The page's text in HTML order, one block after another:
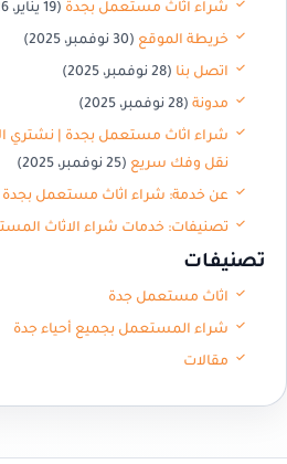
شراء اثاث مستعمل بجدة (19 يناير، 2026)
خريطة الموقع (30 نوفمبر، 2025)
اتصل بنا (28 نوفمبر، 2025)
مدونة (28 نوفمبر، 2025)
شراء اثاث مستعمل بجدة | نشتري
نقل وفك سريع (25 نوفمبر، 2025)
عن خدمة: شراء اثاث مستعمل بجدة
تصنيفات: خدمات شراء الاثاث
تصنيفات
اثاث مستعمل جدة
شراء المستعمل بجميع أحياء جدة
مقالات